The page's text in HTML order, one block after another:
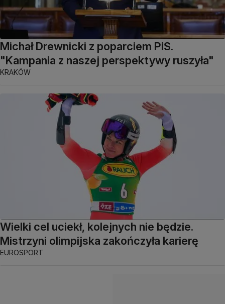
Michał Drewnicki z poparciem PiS.
"Kampania z naszej perspektywy ruszyła"
KRAKÓW
Wielki cel uciekł, kolejnych nie będzie.
Mistrzyni olimpijska zakończyła karierę
EUROSPORT